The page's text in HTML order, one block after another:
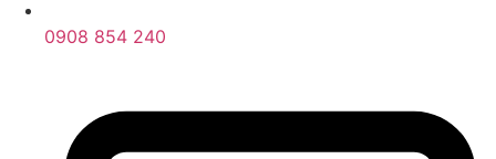
0908 854 240